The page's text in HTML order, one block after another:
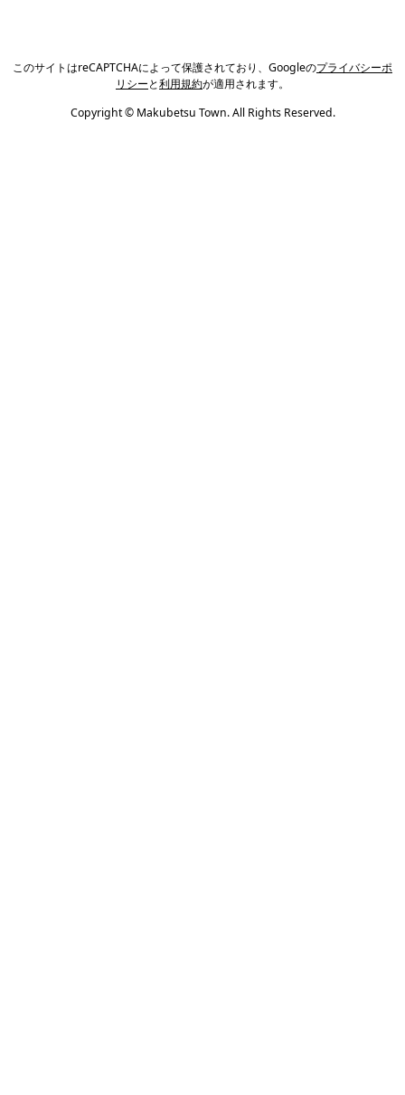
このサイトはreCAPTCHAによって保護されており、Googleのプライバシーポ
リシーと利用規約が適用されます。
Copyright © Makubetsu Town. All Rights Reserved.